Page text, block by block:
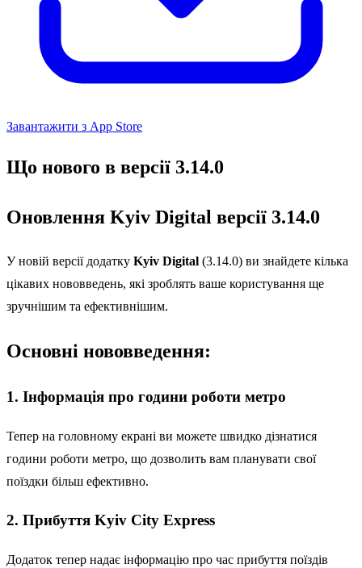
Завантажити з App Store
Що нового в версії 3.14.0
Оновлення Kyiv Digital версії 3.14.0
У новій версії додатку Kyiv Digital (3.14.0) ви знайдете кілька
цікавих нововведень, які зроблять ваше користування ще
зручнішим та ефективнішим.
Основні нововведення:
1. Інформація про години роботи метро
Тепер на головному екрані ви можете швидко дізнатися
години роботи метро, що дозволить вам планувати свої
поїздки більш ефективно.
2. Прибуття Kyiv City Express
Додаток тепер надає інформацію про час прибуття поїздів